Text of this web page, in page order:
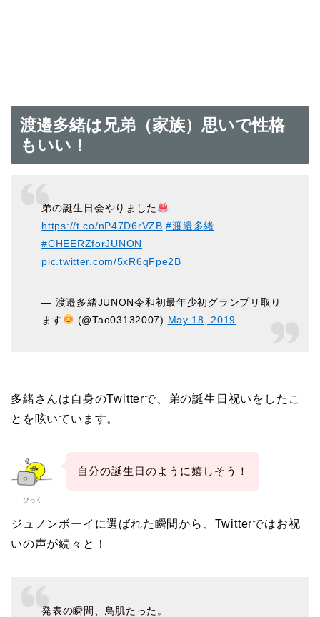
渡邉多緒は兄弟（家族）思いで性格
もいい！
弟の誕生日会やりました
https://t.co/nP47D6rVZB #渡邉多緒
#CHEERZforJUNON
pic.twitter.com/5xR6qFpe2B
— 渡邉多緒JUNON令和初最年少初グランプリ取り
ます
(@Tao03132007) May 18, 2019
多緒さんは自身のTwitterで、弟の誕生日祝いをしたこ
とを呟いています。
ぴっく
自分の誕生日のように嬉しそう！
ジュノンボーイに選ばれた瞬間から、Twitterではお祝
いの声が続々と！
発表の瞬間、鳥肌たった。